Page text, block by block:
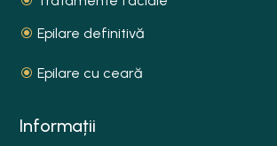
Epilare definitivă
Epilare cu ceară
Informații